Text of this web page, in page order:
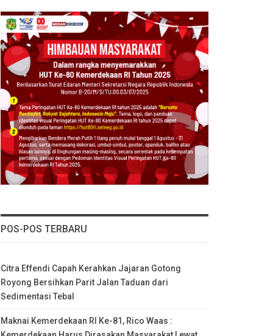
POS-POS TERBARU
Citra Effendi Capah Kerahkan Jajaran Gotong
Royong Bersihkan Parit Jalan Taduan dari
Sedimentasi Tebal
Maknai Kemerdekaan RI Ke-81, Rico Waas :